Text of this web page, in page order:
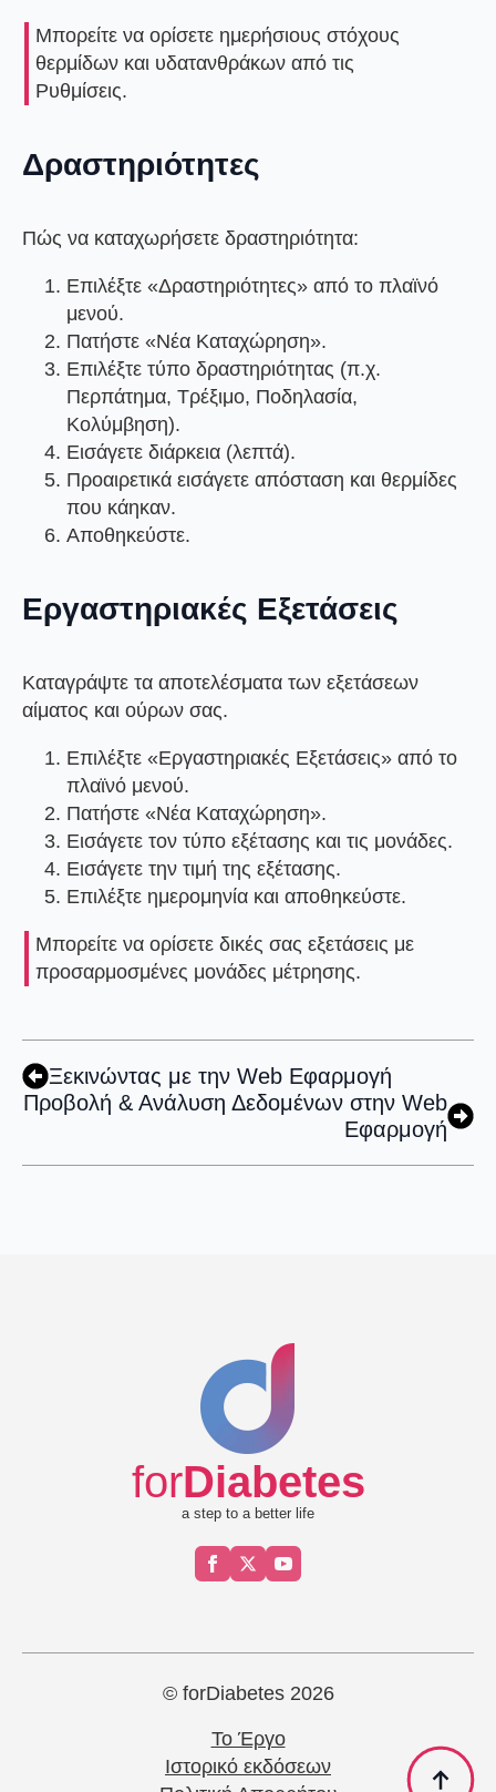
Μπορείτε να ορίσετε ημερήσιους στόχους
θερμίδων και υδατανθράκων από τις
Ρυθμίσεις.
Δραστηριότητες
Πώς να καταχωρήσετε δραστηριότητα:
Επιλέξτε «Δραστηριότητες» από το πλαϊνό
μενού.
Πατήστε «Νέα Καταχώρηση».
Επιλέξτε τύπο δραστηριότητας (π.χ.
Περπάτημα, Τρέξιμο, Ποδηλασία,
Κολύμβηση).
Εισάγετε διάρκεια (λεπτά).
Προαιρετικά εισάγετε απόσταση και θερμίδες
που κάηκαν.
Αποθηκεύστε.
Εργαστηριακές Εξετάσεις
Καταγράψτε τα αποτελέσματα των εξετάσεων
αίματος και ούρων σας.
Επιλέξτε «Εργαστηριακές Εξετάσεις» από το
πλαϊνό μενού.
Πατήστε «Νέα Καταχώρηση».
Εισάγετε τον τύπο εξέτασης και τις μονάδες.
Εισάγετε την τιμή της εξέτασης.
Επιλέξτε ημερομηνία και αποθηκεύστε.
Μπορείτε να ορίσετε δικές σας εξετάσεις με
προσαρμοσμένες μονάδες μέτρησης.
Ξεκινώντας με την Web Εφαρμογή
Προβολή & Ανάλυση Δεδομένων στην Web
Εφαρμογή
forDiabetes
a step to a better life
© forDiabetes 2026
Το Έργο
Ιστορικό εκδόσεων